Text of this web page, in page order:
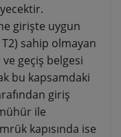
girişte uygun
sahip olmayan
geçiş belgesi
bu kapsamdaki
giriş
ile
kapısında ise